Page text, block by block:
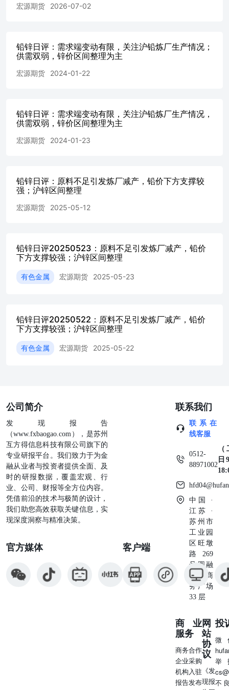
宏源期货 2026-07-02
铅锌日评：需求端变动有限，关注沪铅炼厂生产情况；
供需双弱，锌价区间整理为主
宏源期货 2024-01-22
铅锌日评：需求端变动有限，关注沪铅炼厂生产情况，
供需双弱，锌价区间整理为主
宏源期货 2024-01-23
铅锌日评：原料不足引发炼厂减产，铅价下方支撑较
强；沪锌区间整理
宏源期货 2025-05-12
铅锌日评20250523：原料不足引发炼厂减产，铅价
下方支撑较强；沪锌区间整理
有色金属 宏源期货 2025-05-23
铅锌日评20250522：原料不足引发炼厂减产，铅价
下方支撑较强；沪锌区间整理
有色金属 宏源期货 2025-05-22
公司简介
发现报告
（www.fxbaogao.com），是苏州
互方得信息科技有限公司旗下的
专业研报平台。我们致力于为金
融从业者与投资者提供全面、及
时的研报数据，覆盖宏观、行
业、公司、财报等全方位内容。
凭借前沿的技术与极简的设计，
我们助您高效获取关键信息，实
现深度洞察与精准决策。
官方媒体 客户端
联系我们
联系在
线客服
0512-
88971002
日
中国 ·
江苏 ·
苏州市
工业园
区旺墩
路269
号圆融
星座商
务广场
33 层
商业
服务
商务合作
企业采购
机构入驻
报告发布
网
站
协
议
《发
现报
投
微
举
不